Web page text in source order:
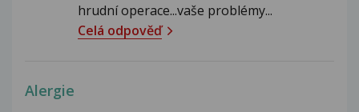
hrudní operace...vaše problémy...
Celá odpověď
Alergie